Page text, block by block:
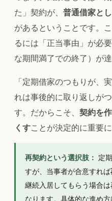
た」契約が、 普通借家と
があるということです。
るには「正当事由」が必
な期間満了での終了）が
「定期借家のつもりが、
れは事後的に取り返しが
す。だからこそ、 契約を
くすことが決定的に重要に
再契約という選択肢： 定
すが、当事者が合意すれば
継続入居してもらう場合
なります。具体的な進め方